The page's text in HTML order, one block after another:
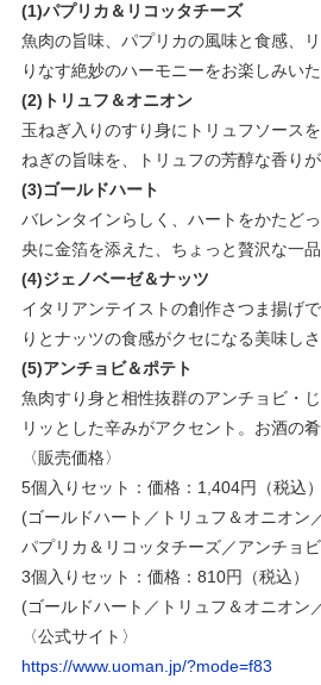
(1)パプリカ＆リコッタチーズ
魚肉の旨味、パプリカの風味と食感、
りなす絶妙のハーモニーをお楽しみいた
(2)トリュフ＆オニオン
玉ねぎ入りのすり身にトリュフソース
ねぎの旨味を、トリュフの芳醇な香りが
(3)ゴールドハート
バレンタインらしく、ハートをかたど
央に金箔を添えた、ちょっと贅沢な一品
(4)ジェノベーゼ＆ナッツ
イタリアンテイストの創作さつま揚げ
りとナッツの食感がクセになる美味しさ
(5)アンチョビ＆ポテト
魚肉すり身と相性抜群のアンチョビ・
リッとした辛みがアクセント。お酒の
〈販売価格〉
5個入りセット：価格：1,404円（税込）
(ゴールドハート／トリュフ＆オニオン
パプリカ＆リコッタチーズ／アンチョ
3個入りセット：価格：810円（税込）
(ゴールドハート／トリュフ＆オニオン
〈公式サイト〉
https://www.uoman.jp/?mode=f83